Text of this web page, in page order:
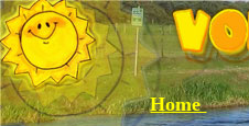
Home